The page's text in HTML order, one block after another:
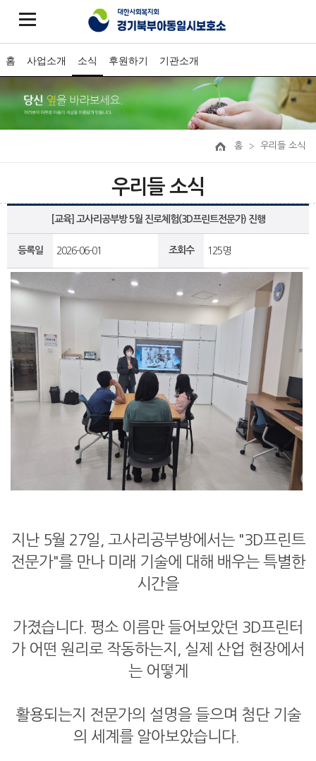
홈 사업소개 소식 후원하기 기관소개
홈 우리들 소식
우리들 소식
[교육] 고사리공부방 5월 진로체험(3D프린트전문가) 진행
등록일 2026-06-01 조회수 125명
지난 5월 27일, 고사리공부방에서는 "3D프린트
전문가"를 만나 미래 기술에 대해 배우는 특별한
시간을
가졌습니다. 평소 이름만 들어보았던 3D프린터
가 어떤 원리로 작동하는지, 실제 산업 현장에서
는 어떻게
활용되는지 전문가의 설명을 들으며 첨단 기술
의 세계를 알아보았습니다.